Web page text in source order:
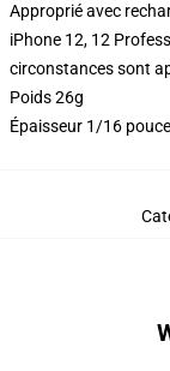
Approprié avec
iPhone 12, 12
circonstances sont
Poids 26g
Épaisseur 1/16